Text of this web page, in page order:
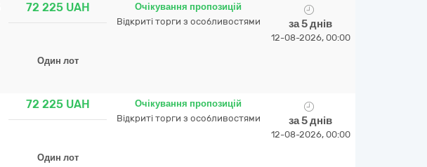
72 225 UAH
Один лот
Очікування пропозицій
Відкриті торги з особливостями
за 5 днів
12-08-2026, 00:00
72 225 UAH
Один лот
Очікування пропозицій
Відкриті торги з особливостями
за 5 днів
12-08-2026, 00:00